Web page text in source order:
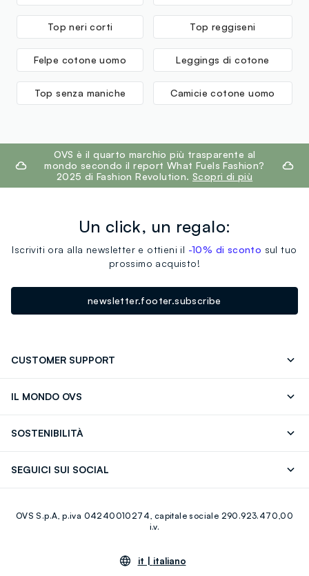
Top neri corti Top reggiseni
Felpe cotone uomo Leggings di cotone
Top senza maniche Camicie cotone uomo
footer.ariatitleOVS è il quarto marchio più trasparente al
mondo secondo il report What Fuels Fashion?
2025 di Fashion Revolution. Scopri di più
Un click, un regalo:
Iscriviti ora alla newsletter e ottieni il -10% di sconto sul tuo
prossimo acquisto!
newsletter.footer.subscribe
CUSTOMER SUPPORT
IL MONDO OVS
Giftcard
SOSTENIBILITÀ
SEGUICI SUI SOCIAL
Youtube Linkedin
OVS S.p.A, p.iva 04240010274, capitale sociale 290.923.470,00
i.v.
it | italiano